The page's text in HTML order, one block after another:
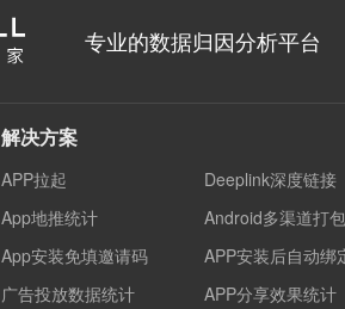
专业的数据归因分析平台
解决方案
APP拉起
Deeplink深度链接
App地推统计
Android多渠道打包
App安装免填邀请码
APP安装后自动绑
广告投放数据统计
APP分享效果统计